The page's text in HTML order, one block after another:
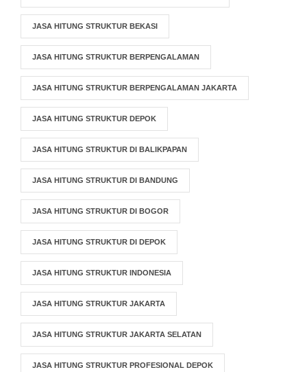
JASA HITUNG STRUKTUR BEKASI
JASA HITUNG STRUKTUR BERPENGALAMAN
JASA HITUNG STRUKTUR BERPENGALAMAN JAKARTA
JASA HITUNG STRUKTUR DEPOK
JASA HITUNG STRUKTUR DI BALIKPAPAN
JASA HITUNG STRUKTUR DI BANDUNG
JASA HITUNG STRUKTUR DI BOGOR
JASA HITUNG STRUKTUR DI DEPOK
JASA HITUNG STRUKTUR INDONESIA
JASA HITUNG STRUKTUR JAKARTA
JASA HITUNG STRUKTUR JAKARTA SELATAN
JASA HITUNG STRUKTUR PROFESIONAL DEPOK